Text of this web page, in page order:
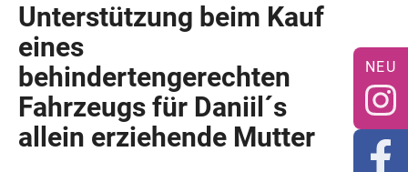
Unterstützung beim Kauf
eines
behindertengerechten
Fahrzeugs für Daniil´s
allein erziehende Mutter